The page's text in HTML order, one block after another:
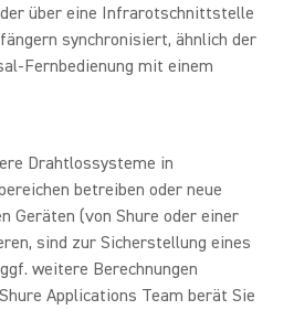
über eine Infrarotschnittstelle
synchronisiert, ähnlich der
Fernbedienung mit einem
Drahtlossysteme in
betreiben oder neue
Geräten (von Shure oder einer
sind zur Sicherstellung eines
weitere Berechnungen
Applications Team berät Sie